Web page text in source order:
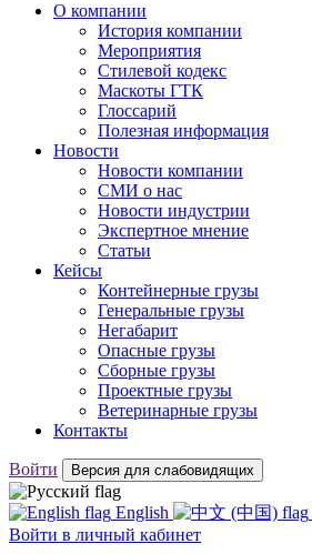
О компании
История компании
Мероприятия
Стилевой кодекс
Маскоты ГТК
Глоссарий
Полезная информация
Новости
Новости компании
СМИ о нас
Новости индустрии
Экспертное мнение
Статьи
Кейсы
Контейнерные грузы
Генеральные грузы
Негабарит
Опасные грузы
Сборные грузы
Проектные грузы
Ветеринарные грузы
Контакты
Войти Версия для слабовидящих
English
Войти в личный кабинет